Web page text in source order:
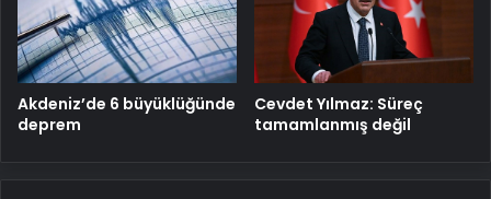
Akdeniz’de 6 büyüklüğünde
deprem
Cevdet Yılmaz: Süreç
tamamlanmış değil